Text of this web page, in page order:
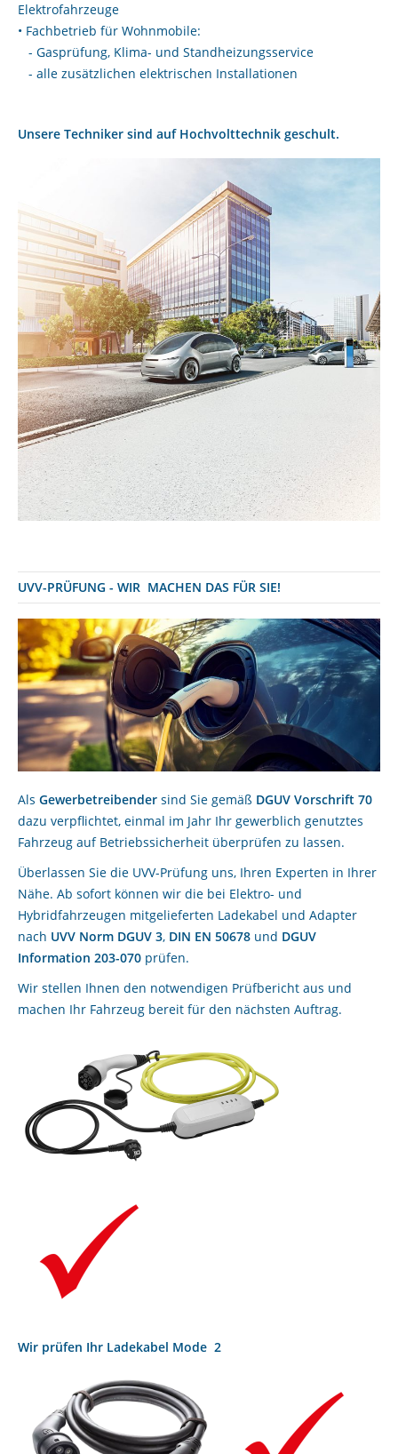
Elektrofahrzeuge
• Fachbetrieb für Wohnmobile:
- Gasprüfung, Klima- und Standheizungsservice
- alle zusätzlichen elektrischen Installationen
Unsere Techniker sind auf Hochvolttechnik geschult.
UVV-PRÜFUNG - WIR MACHEN DAS FÜR SIE!
Als Gewerbetreibender sind Sie gemäß DGUV Vorschrift 70
dazu verpflichtet, einmal im Jahr Ihr gewerblich genutztes
Fahrzeug auf Betriebssicherheit überprüfen zu lassen.
Überlassen Sie die UVV-Prüfung uns, Ihren Experten in Ihrer
Nähe. Ab sofort können wir die bei Elektro- und
Hybridfahrzeugen mitgelieferten Ladekabel und Adapter
nach UVV Norm DGUV 3, DIN EN 50678 und DGUV
Information 203-070 prüfen.
Wir stellen Ihnen den notwendigen Prüfbericht aus und
machen Ihr Fahrzeug bereit für den nächsten Auftrag.
Wir prüfen Ihr Ladekabel Mode 2